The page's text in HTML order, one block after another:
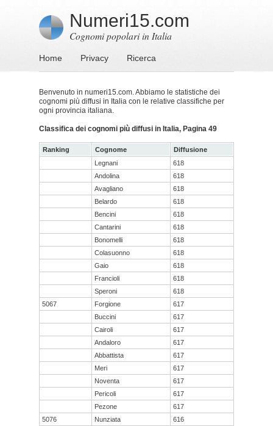
Numeri15.com
Cognomi popolari in Italia
Home Privacy Ricerca
Benvenuto in numeri15.com. Abbiamo le statistiche dei
cognomi più diffusi in Italia con le relative classifiche per
ogni provincia italiana.
Classifica dei cognomi più diffusi in Italia, Pagina 49
Ranking Cognome
Diffusione
Legnani
618
Andolina
618
Avagliano
618
Belardo
618
Bencini
618
Cantarini
618
Bonomelli
618
Colasuonno
618
Gaio
618
Francioli
618
Speroni
618
5067
Forgione
617
Buccini
617
Cairoli
617
Andaloro
617
Abbattista
617
Meri
617
Noventa
617
Pericoli
617
Pezone
617
5076
Nunziata
616